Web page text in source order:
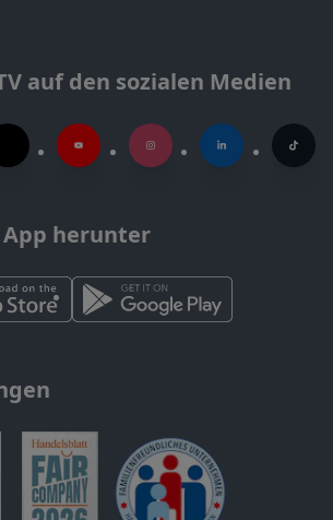
auf den sozialen Medien
herunter